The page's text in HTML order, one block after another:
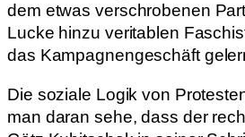
dem etwas verschrobenen
Lucke hinzu veritablen
das Kampagnengeschäft
Die soziale Logik von
man daran sehe, dass der